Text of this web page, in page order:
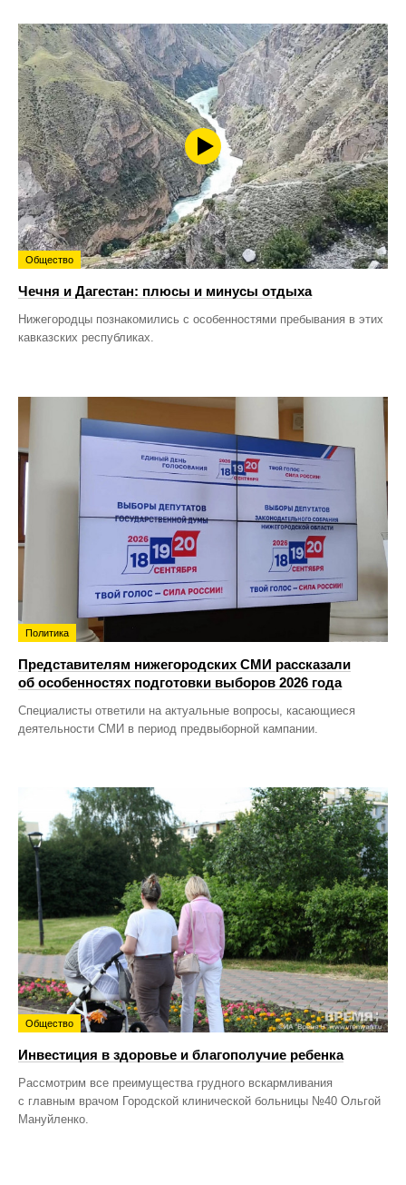
Общество
Чечня и Дагестан: плюсы и минусы отдыха
Нижегородцы познакомились с особенностями пребывания в этих
кавказских республиках.
Политика
Представителям нижегородских СМИ рассказали
об особенностях подготовки выборов 2026 года
Специалисты ответили на актуальные вопросы, касающиеся
деятельности СМИ в период предвыборной кампании.
Общество
Инвестиция в здоровье и благополучие ребенка
Рассмотрим все преимущества грудного вскармливания
с главным врачом Городской клинической больницы №40 Ольгой
Мануйленко.